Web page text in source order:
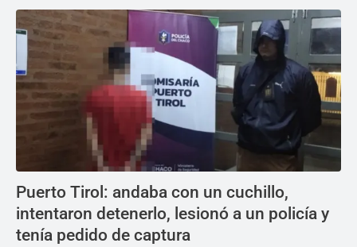
Puerto Tirol: andaba con un cuchillo,
intentaron detenerlo, lesionó a un policía y
tenía pedido de captura